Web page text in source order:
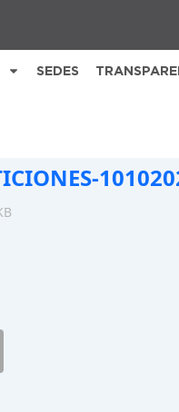
SEDES